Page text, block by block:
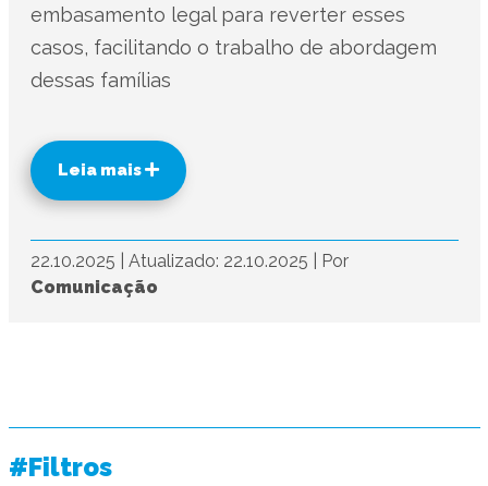
embasamento legal para reverter esses
casos, facilitando o trabalho de abordagem
dessas famílias
Leia mais
22.10.2025 Atualizado: 22.10.2025
Por
Comunicação
#Filtros